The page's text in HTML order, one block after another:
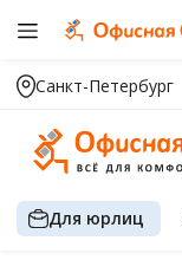
Санкт-Петербург
Для юрлиц